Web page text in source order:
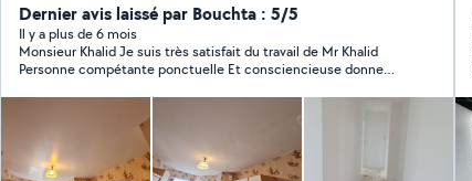
produits (peinture, vernis, crépi) Poser des
revêtements muraux : papier peint, toile de verre,
Nettoyage des chantiers. Cordialement
Dernier avis laissé par Bouchta : 5/5
Il y a plus de 6 mois
Monsieur Khalid Je suis très satisfait du travail de Mr Khalid
Personne compétante ponctuelle Et consciencieuse donne